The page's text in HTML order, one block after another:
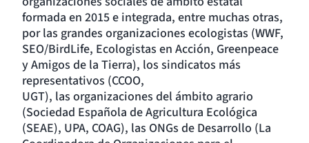
formada en 2015 e integrada, entre muchas otras,
por las grandes organizaciones ecologistas (WWF,
SEO/BirdLife, Ecologistas en Acción, Greenpeace
y Amigos de la Tierra), los sindicatos más
representativos (CCOO,
UGT), las organizaciones del ámbito agrario
(Sociedad Española de Agricultura Ecológica
(SEAE), UPA, COAG), las ONGs de Desarrollo (La